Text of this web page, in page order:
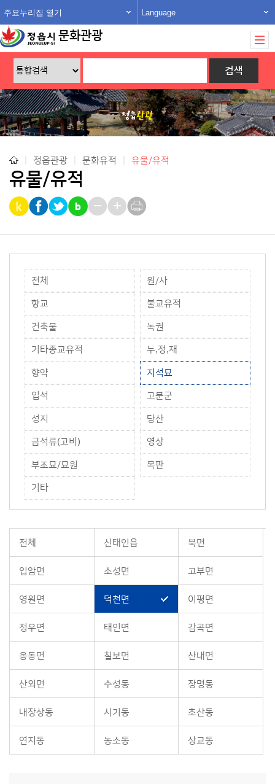
주요누리집 열기 Language
문화관광
정읍관광 문화유적 유물/유적
유물/유적
전체 원/사
향교 불교유적
건축물 녹권
기타종교유적 누,정,재
향약 지석묘
입석 고분군
성지 당산
금석류(고비) 영상
부조묘/묘원 목판
기타
전체 신태인읍 북면
입암면 소성면 고부면
영원면 덕천면 이평면
정우면 태인면 감곡면
옹동면 칠보면 산내면
산외면 수성동 장명동
내장상동 시기동 초산동
연지동 농소동 상교동